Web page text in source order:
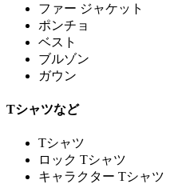
ファー ジャケット
ポンチョ
ベスト
ブルゾン
ガウン
Tシャツなど
Tシャツ
ロック Tシャツ
キャラクター Tシャツ